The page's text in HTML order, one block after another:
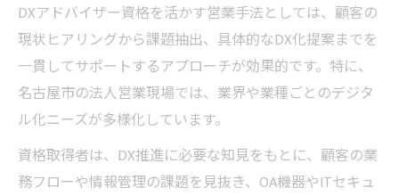
DXアドバイザー資格を活かす営業手法としては、顧客の
現状ヒアリングから課題抽出、具体的なDX化提案までを
一貫してサポートするアプローチが効果的です。特に、
名古屋市の法人営業現場では、業界や業種ごとのデジタ
ル化ニーズが多様化しています。
資格取得者は、DX推進に必要な知見をもとに、顧客の業
務フローや情報管理の課題を見抜き、OA機器やITセキュ